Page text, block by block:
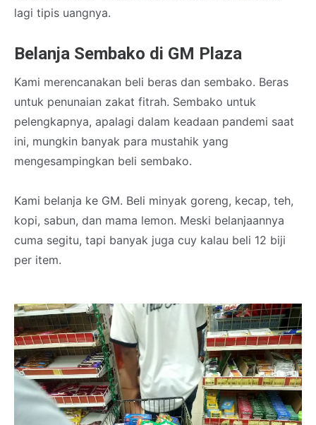
lagi tipis uangnya.
Belanja Sembako di GM Plaza
Kami merencanakan beli beras dan sembako. Beras
untuk penunaian zakat fitrah. Sembako untuk
pelengkapnya, apalagi dalam keadaan pandemi saat
ini, mungkin banyak para mustahik yang
mengesampingkan beli sembako.
Kami belanja ke GM. Beli minyak goreng, kecap, teh,
kopi, sabun, dan mama lemon. Meski belanjaannya
cuma segitu, tapi banyak juga cuy kalau beli 12 biji
per item.